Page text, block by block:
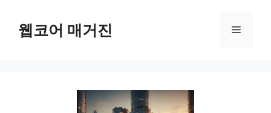
웹코어 매거진 메